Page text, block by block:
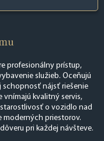
profesionálny prístup,
služieb. Oceňujú
schopnosť nájsť riešenie
kvalitný servis,
o vozidlo nad
moderných priestorov.
pri každej návšteve.